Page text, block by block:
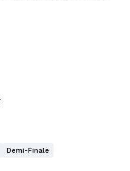
Demi-Finale